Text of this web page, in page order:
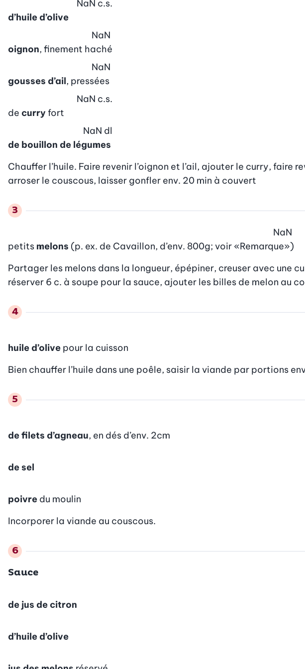
d’huile d’olive
NaN c.s.
oignon, finement haché
NaN
gousses d’ail, pressées
NaN
de curryfort
NaN c.s.
de bouillon de légumes
NaN dl
Chauffer l’huile. Faire revenir l’oignon et l’ail, ajouter le curry,
arroser le couscous, laisser gonfler env. 20 min à couvert
petits melons (p. ex. de Cavaillon, d’env. 800g; voir «Remarque»)
NaN
Partager les melons dans la longueur, épépiner, creuser avec une
réserver 6 c. à soupe pour la sauce, ajouter les billes de melon au
huile d’olive pour la cuisson
Bien chauffer l’huile dans une poêle, saisir la viande par portions
de filets d’agneau, en dés d’env. 2cm
de sel
poivre du moulin
Incorporer la viande au couscous.
Sauce
de jus de citron
d’huile d’olive